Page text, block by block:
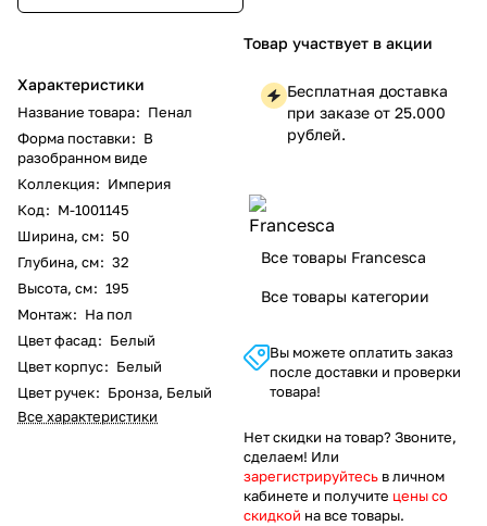
Характеристики
Название товара: Пенал
Форма поставки: В
разобранном виде
Коллекция: Империя
Код: M-1001145
Ширина, см: 50
Глубина, см: 32
Высота, см: 195
Монтаж: На пол
Цвет фасад: Белый
Цвет корпус: Белый
Цвет ручек: Бронза, Белый
Все характеристики
Товар участвует в акции
Бесплатная доставка
при заказе от 25.000
рублей.
Все товары Francesca
Все товары категории
Вы можете оплатить заказ
после доставки и проверки
товара!
Нет скидки на товар? Звоните,
сделаем! Или
зарегистрируйтесь в личном
кабинете и получите цены со
скидкой на все товары.